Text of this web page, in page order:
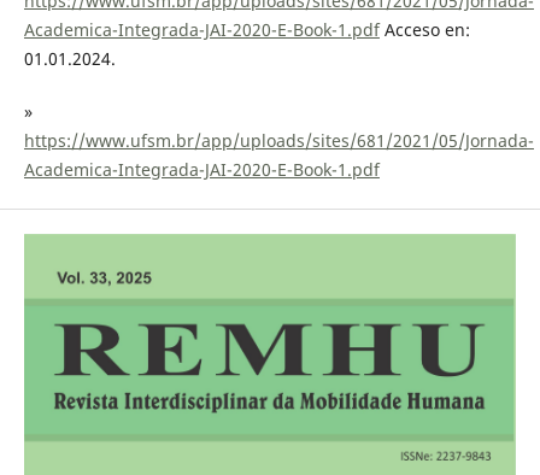
Academica-Integrada-JAI-2020-E-Book-1.pdfAcceso en:
01.01.2024.
»
https://www.ufsm.br/app/uploads/sites/681/2021/05/Jornada-
Academica-Integrada-JAI-2020-E-Book-1.pdf